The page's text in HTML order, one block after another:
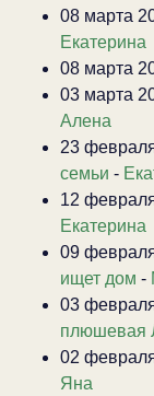
08 марта
Екатерина
08 марта
03 марта
Алена
23
семьи -
12
Екатерина
09
ищет дом -
03
плюшевая
02
Яна